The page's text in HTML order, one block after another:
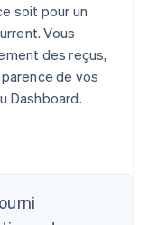
soit pour un
Vous
des reçus,
de vos
Dashboard.